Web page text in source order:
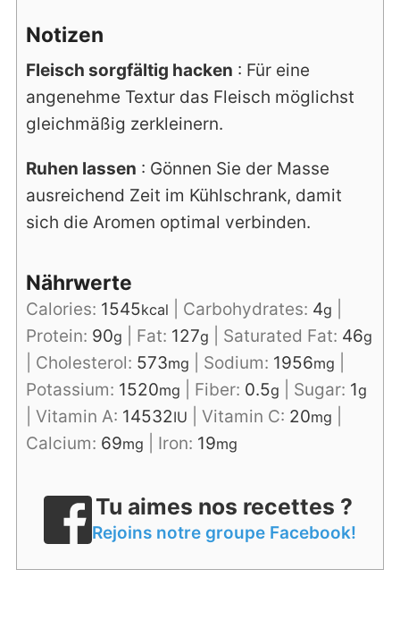
Notizen
Fleisch sorgfältig hacken : Für eine
angenehme Textur das Fleisch möglichst
gleichmäßig zerkleinern.
Ruhen lassen : Gönnen Sie der Masse
ausreichend Zeit im Kühlschrank, damit
sich die Aromen optimal verbinden.
Nährwerte
Calories: 1545kcal Carbohydrates: 4g
Protein: 90g Fat: 127g Saturated Fat: 46g
Cholesterol: 573mg Sodium: 1956mg
Potassium: 1520mg Fiber: 0.5g Sugar: 1g
Vitamin A: 14532IU Vitamin C: 20mg
Calcium: 69mg Iron: 19mg
Tu aimes nos recettes ?
Rejoins notre groupe Facebook!